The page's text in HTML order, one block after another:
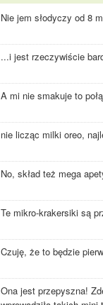
Nie jem słodyczy od 8
...i jest rzeczywiście
A mi nie smakuje to
nie licząc milki oreo,
No, skład też mega
Te mikro-krakersiki są
Czuję, że to będzie
Ona jest przepyszna!